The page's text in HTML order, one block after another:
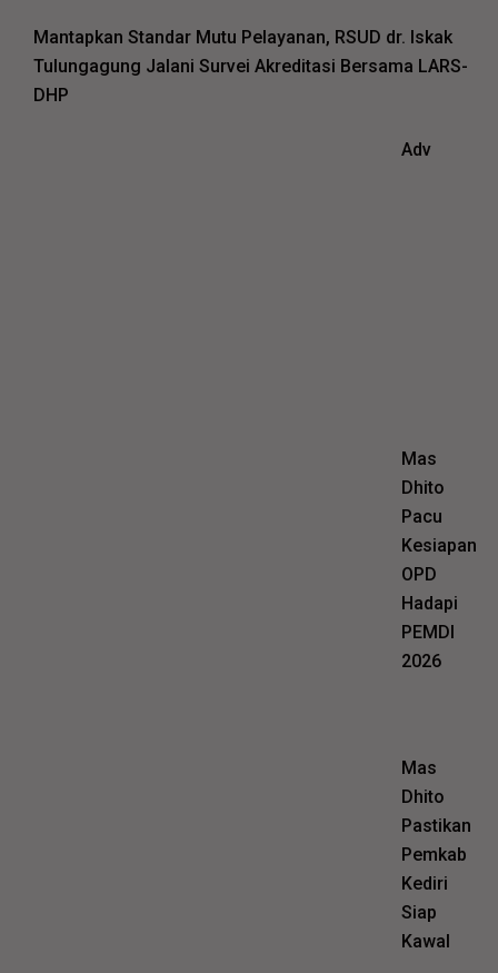
Mantapkan Standar Mutu Pelayanan, RSUD dr. Iskak
Tulungagung Jalani Survei Akreditasi Bersama LARS-
DHP
Adv
Mas
Dhito
Pacu
Kesiapan
OPD
Hadapi
PEMDI
2026
Mas
Dhito
Pastikan
Pemkab
Kediri
Siap
Kawal